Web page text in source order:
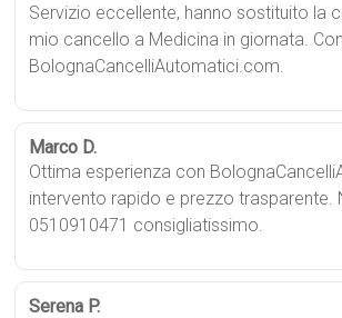
Servizio eccellente, hanno sostituito la
mio cancello a Medicina in giornata.
BolognaCancelliAutomatici.com.
Marco D.
Ottima esperienza con
intervento rapido e prezzo trasparente.
0510910471 consigliatissimo.
Serena P.